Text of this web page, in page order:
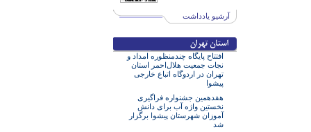
آرشیو یادداشت
افتتاح پایگاه چندمنظوره امداد و
نجات جمعیت هلال‌احمر استان
تهران در اردوگاه اتباع خارجی
پیشوا
هفدهمین جشنواره فراگیری
نخستین واژه آب برای دانش
آموزان شهرستان پیشوا برگزار
شد